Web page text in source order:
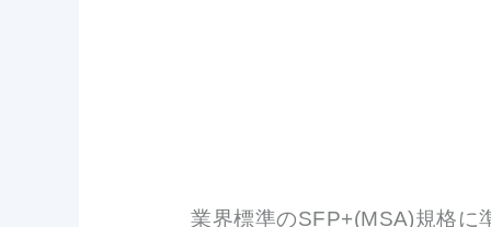
業界標準のSFP+(MSA)規格に